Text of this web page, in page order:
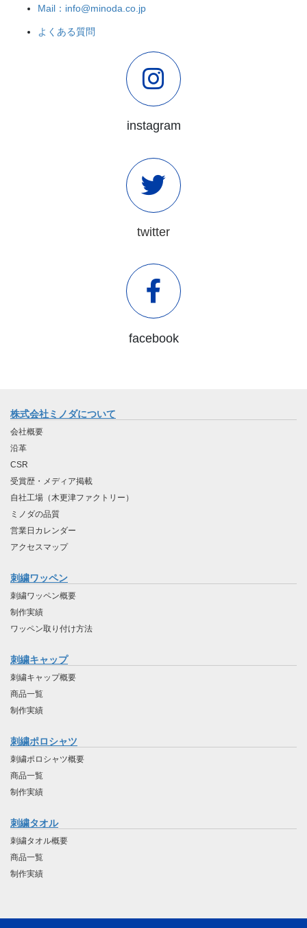
Mail：info@minoda.co.jp
よくある質問
instagram
twitter
facebook
株式会社ミノダについて
会社概要
沿革
CSR
受賞歴・メディア掲載
自社工場（木更津ファクトリー）
ミノダの品質
営業日カレンダー
アクセスマップ
刺繍ワッペン
刺繍ワッペン概要
制作実績
ワッペン取り付け方法
刺繍キャップ
刺繍キャップ概要
商品一覧
制作実績
刺繍ポロシャツ
刺繍ポロシャツ概要
商品一覧
制作実績
刺繍タオル
刺繍タオル概要
商品一覧
制作実績